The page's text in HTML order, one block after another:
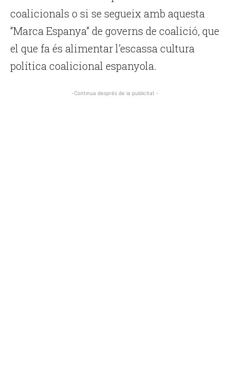
coalicionals o si se segueix amb aquesta
“Marca Espanya” de governs de coalició, que
el que fa és alimentar l’escassa cultura
política coalicional espanyola.
-Continua després de la publicitat -